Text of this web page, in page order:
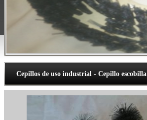
Cepillos de uso industrial - Cepillo escobilla